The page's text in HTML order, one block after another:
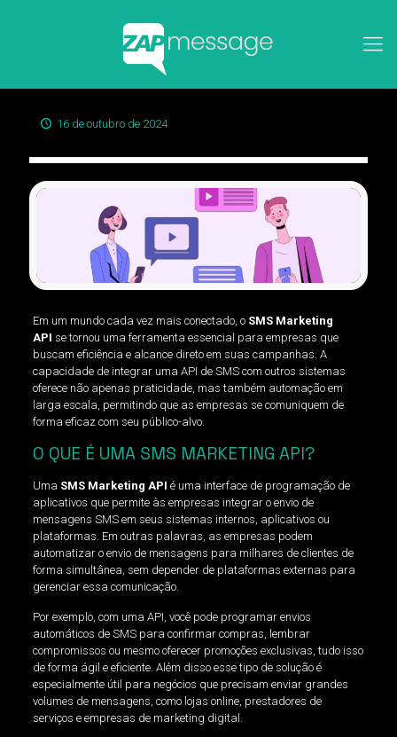
16 de outubro de 2024
Em um mundo cada vez mais conectado, o SMS Marketing
API se tornou uma ferramenta essencial para empresas que
buscam eficiência e alcance direto em suas campanhas. A
capacidade de integrar uma API de SMS com outros sistemas
oferece não apenas praticidade, mas também automação em
larga escala, permitindo que as empresas se comuniquem de
forma eficaz com seu público-alvo.
O QUE É UMA SMS MARKETING API?
Uma SMS Marketing API é uma interface de programação de
aplicativos que permite às empresas integrar o envio de
mensagens SMS em seus sistemas internos, aplicativos ou
plataformas. Em outras palavras, as empresas podem
automatizar o envio de mensagens para milhares de clientes de
forma simultânea, sem depender de plataformas externas para
gerenciar essa comunicação.
Por exemplo, com uma API, você pode programar envios
automáticos de SMS para confirmar compras, lembrar
compromissos ou mesmo oferecer promoções exclusivas, tudo isso
de forma ágil e eficiente. Além disso esse tipo de solução é
especialmente útil para negócios que precisam enviar grandes
volumes de mensagens, como lojas online, prestadores de
serviços e empresas de marketing digital.